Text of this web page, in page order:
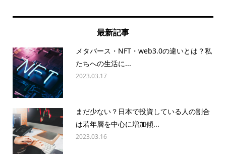
最新記事
メタバース・NFT・web3.0の違いとは？私
たちへの生活に...
2023.03.17
まだ少ない？日本で投資している人の割合
は若年層を中心に増加傾...
2023.03.16